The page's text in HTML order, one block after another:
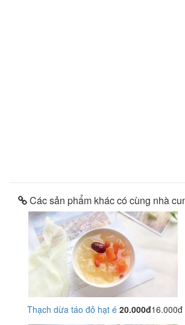
Các sản phẩm khác có cùng nhà
Thạch dừa táo đỏ hạt é 20.000đ16.000đ